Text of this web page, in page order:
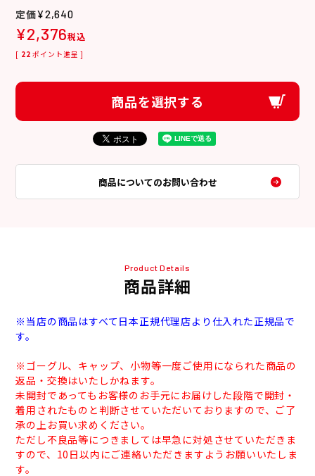
¥2,640
¥2,376税込
[ 22 ポイント進呈 ]
商品を選択する
商品についてのお問い合わせ
Product Details
商品詳細
※当店の商品はすべて日本正規代理店より仕入れた正規品で
す。
※ゴーグル、キャップ、小物等一度ご使用になられた商品の
返品・交換はいたしかねます。
未開封であってもお客様のお手元にお届けした段階で開封・
着用されたものと判断させていただいておりますので、ご了
承の上お買い求めください。
ただし不良品等につきましては早急に対処させていただきま
すので、10日以内にご連絡いただきますようお願いいたしま
す。